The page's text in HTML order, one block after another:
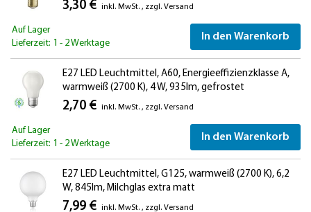
3,30 € inkl. MwSt. , zzgl. Versand
Auf Lager
Lieferzeit: 1 - 2 Werktage
In den Warenkorb
E27 LED Leuchtmittel, A60, Energieeffizienzklasse A,
warmweiß (2700 K), 4 W, 935lm, gefrostet
2,70 € inkl. MwSt. , zzgl. Versand
Auf Lager
Lieferzeit: 1 - 2 Werktage
In den Warenkorb
E27 LED Leuchtmittel, G125, warmweiß (2700 K), 6,2
W, 845lm, Milchglas extra matt
7,99 € inkl. MwSt. , zzgl. Versand